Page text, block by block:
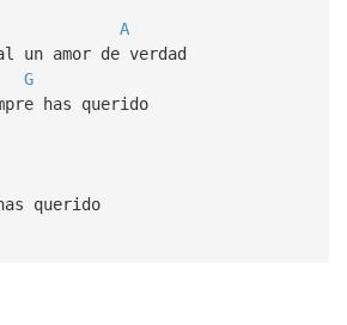
A
un amor de verdad
G
has querido
querido